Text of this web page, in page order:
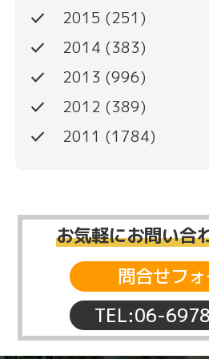
done 2015 (251)
done 2014 (383)
done 2013 (996)
done 2012 (389)
done 2011 (1784)
お気軽にお問い合
TEL:06-
問合せフ